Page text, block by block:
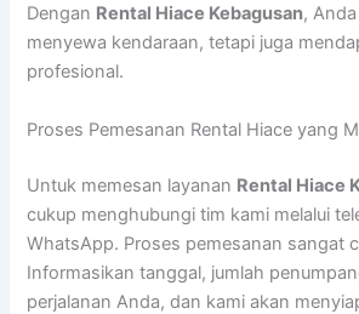
Dengan Rental Hiace Kebagusan,
menyewa kendaraan, tetapi juga
profesional.
Proses Pemesanan Rental Hiace yang
Untuk memesan layanan Rental Hiace
cukup menghubungi tim kami melalui
WhatsApp. Proses pemesanan sangat
Informasikan tanggal, jumlah
perjalanan Anda, dan kami akan